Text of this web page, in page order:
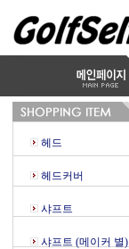
헤드
헤드커버
샤프트
샤프트 (메이커 별)